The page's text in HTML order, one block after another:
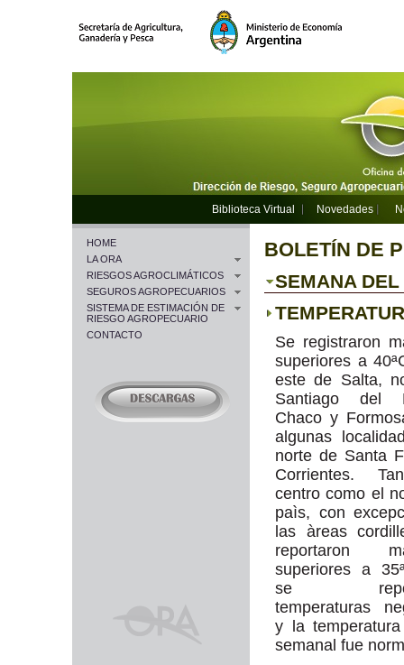
Biblioteca Virtual Novedades
HOME
LA ORA
RIESGOS AGROCLIMÁTICOS
SEGUROS AGROPECUARIOS
SISTEMA DE ESTIMACIÓN DE
RIESGO AGROPECUARIO
CONTACTO
BOLETÍN DE
SEMANA
Se registraron
superiores a
este de Salta,
Santiago del
Chaco y
algunas
norte de Santa
Corrientes.
centro como el
paìs, con
las àreas
reportaron
superiores a
se
temperaturas
y la
semanal fue